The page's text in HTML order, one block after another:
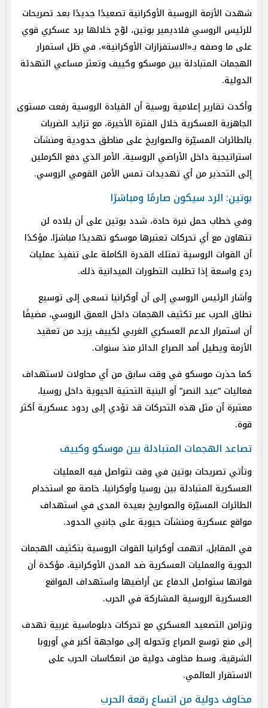
شهدت الأزمة الروسية الأوكرانية تصعيدًا جديدًا بعد تصريحات
للرئيس الروسي فلاديمير بوتين، لوّح خلالها برد عسكري قوي
على ما وصفه بـ«الاستفزازات الأوكرانية»، في ظل استمرار
الهجمات المتبادلة بين موسكو وكييف وتعثر مساعي التهدئة
الدولية.
وأكدت تقارير إعلامية روسية أن القيادة الروسية رفعت مستوى
الجاهزية العسكرية خلال الفترة الأخيرة، مع تزايد الضربات
بالطائرات المسيّرة والصواريخ على مناطق حدودية ومنشآت
استراتيجية داخل الأراضي الروسية، الأمر الذي دفع الكرملين
إلى التحذير من أي تهديدات تمس الأمن القومي الروسي.
بوتين: الرد سيكون صارمًا ومباشرًا
وفي خطاب حمل نبرة حادة، شدد بوتين على أن بلاده لن
تتهاون مع أي تحركات تعتبرها موسكو تهديدًا مباشرًا، مؤكدًا
أن القوات الروسية تمتلك القدرة الكاملة على تنفيذ عمليات
ردع واسعة إذا تطلبت التطورات الميدانية ذلك.
وأشار الرئيس الروسي إلى أن أوكرانيا تسعى إلى توسيع
نطاق الحرب عبر تكثيف الهجمات داخل العمق الروسي، مضيفًا
أن استمرار الدعم العسكري الغربي لكييف يزيد من تعقيد
الأزمة ويطيل أمد الصراع الدائر منذ سنوات.
كما حذرت موسكو في وقت سابق من أي محاولات لاستهداف
فعاليات “عيد النصر” أو البنية التحتية الحيوية داخل روسيا،
معتبرة أن مثل هذه التحركات قد تؤدي إلى ردود عسكرية أكثر
قوة.
تصاعد الهجمات المتبادلة بين موسكو وكييف
وتأتي تصريحات بوتين في وقت تتواصل فيه العمليات
العسكرية المتبادلة بين روسيا وأوكرانيا، خاصة مع استخدام
الطائرات المسيّرة والصواريخ بعيدة المدى في استهداف
مواقع عسكرية ومنشآت حيوية على جانبي الحدود.
في المقابل، اتهمت أوكرانيا القوات الروسية بتكثيف الهجمات
الجوية والعمليات العسكرية ضد المدن الأوكرانية، مؤكدة أن
قواتها ستواصل الدفاع عن أراضيها واستهداف المواقع
العسكرية الروسية المشاركة في الحرب.
وتزامن التصعيد العسكري مع تحركات دبلوماسية غربية تهدف
إلى منع توسع الصراع وتحوله إلى مواجهة أكبر في أوروبا
الشرقية، وسط مخاوف دولية من انعكاسات الحرب على
الاستقرار العالمي.
مخاوف دولية من اتساع رقعة الحرب